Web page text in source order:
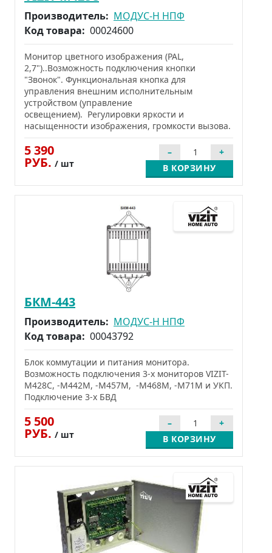
Производитель: МОДУС-Н НПФ
Код товара: 00024600
Монитор цветного изображения (PAL,
2,7")..Возможность подключения кнопки
"Звонок". Функциональная кнопка для
управления внешним исполнительным
устройством (управление
освещением). Регулировки яркости и
насыщенности изображения, громкости вызова.
5 390
РУБ. / шт В КОРЗИНУ
БКМ-443
Производитель: МОДУС-Н НПФ
Код товара: 00043792
Блок коммутации и питания монитора.
Возможность подключения 3-х мониторов VIZIT-
M428C, -М442M, -М457М, -М468М, -М71М и УКП.
Подключение 3-х БВД
5 500
РУБ. / шт В КОРЗИНУ